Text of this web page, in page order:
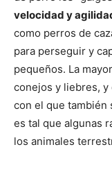
velocidad y
como perros de
para perseguir y
pequeños. La
conejos y liebres,
con el que también
es tal que algunas
los animales